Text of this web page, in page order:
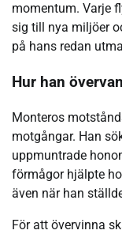
momentum. Varje
sig till nya miljöer
på hans redan
Hur han
Monteros
motgångar. Han
uppmuntrade
förmågor hjälpte
även när han
För att övervinna